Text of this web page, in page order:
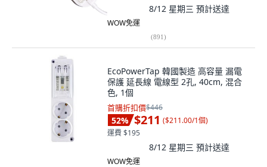
8/12 星期三 預計送達
WOW免運
(891)
EcoPowerTap 韓國製造 高容量 漏電
保護 延長線 電線型 2孔, 40cm, 混合
色, 1個
首購折扣價$446
52% $211 ($211.00/1個)
運費 $195
8/12 星期三 預計送達
WOW免運